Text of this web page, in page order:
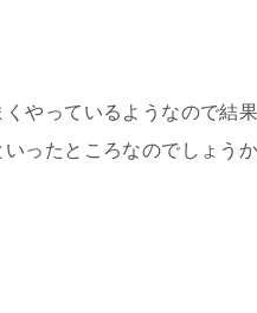
くやっているようなので結果
ったところなのでしょうか